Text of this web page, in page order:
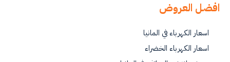
افضل العروض
اسعار الكهرباء في المانيا
اسعار الكهرباء الخضراء